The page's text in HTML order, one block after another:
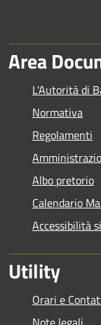
Area
L'Autorità di
Normativa
Regolamenti
Albo pretorio
Calendario
Accessibilità
Utility
Orari e